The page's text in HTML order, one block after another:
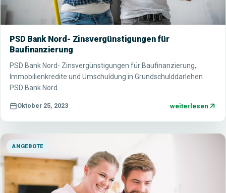
PSD Bank Nord- Zinsvergünstigungen für
Baufinanzierung
PSD Bank Nord- Zinsvergünstigungen für Baufinanzierung,
Immobilienkredite und Umschuldung in Grundschulddarlehen
PSD Bank Nord.
Oktober 25, 2023 weiterlesen
ANGEBOTE